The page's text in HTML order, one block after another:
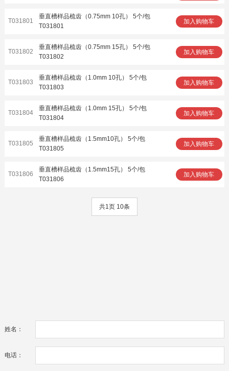
T031801
垂直槽样品梳齿（0.75mm 10孔） 5个/包
T031801
加入购物车
T031802
垂直槽样品梳齿（0.75mm 15孔） 5个/包
T031802
加入购物车
T031803
垂直槽样品梳齿（1.0mm 10孔） 5个/包
T031803
加入购物车
T031804
垂直槽样品梳齿（1.0mm 15孔） 5个/包
T031804
加入购物车
T031805
垂直槽样品梳齿（1.5mm10孔） 5个/包
T031805
加入购物车
T031806
垂直槽样品梳齿（1.5mm15孔） 5个/包
T031806
加入购物车
共1页 10条
姓名：
电话：